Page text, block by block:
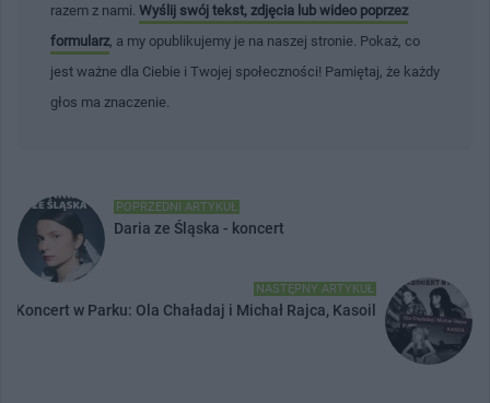
razem z nami. Wyślij swój tekst, zdjęcia lub wideo poprzez
formularz , a my opublikujemy je na naszej stronie. Pokaż, co
jest ważne dla Ciebie i Twojej społeczności! Pamiętaj, że każdy
głos ma znaczenie.
POPRZEDNI ARTYKUŁ
Daria ze Śląska - koncert
NASTĘPNY ARTYKUŁ
Koncert w Parku: Ola Chaładaj i Michał Rajca, Kasoil